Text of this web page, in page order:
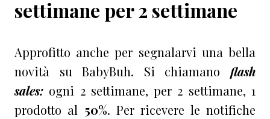
settimane per 2 settimane
Approfitto anche per segnalarvi una bella
novità su BabyBuh. Si chiamano flash
sales: ogni 2 settimane, per 2 settimane, 1
prodotto al 50%. Per ricevere le notifiche